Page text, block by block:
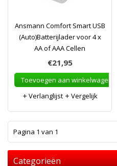
Ansmann Comfort Smart USB
(Auto)Batterijlader voor 4 x
AA of AAA Cellen
€21,95
Toevoegen aan winkelwagen
Verlanglijst
Vergelijk
Pagina 1 van 1
Categorieën